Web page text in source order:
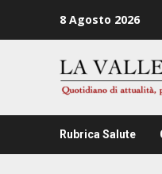
8 Agosto 2026
Rubrica Salute